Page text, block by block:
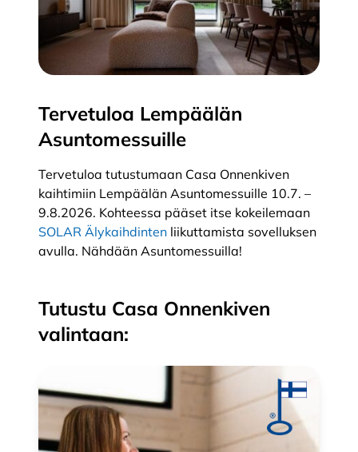
Tervetuloa Lempäälän
Asuntomessuille
Tervetuloa tutustumaan Casa Onnenkiven
kaihtimiin Lempäälän Asuntomessuille 10.7. –
9.8.2026. Kohteessa pääset itse kokeilemaan
SOLAR Älykaihdinten liikuttamista sovelluksen
avulla. Nähdään Asuntomessuilla!
Tutustu Casa Onnenkiven
valintaan: